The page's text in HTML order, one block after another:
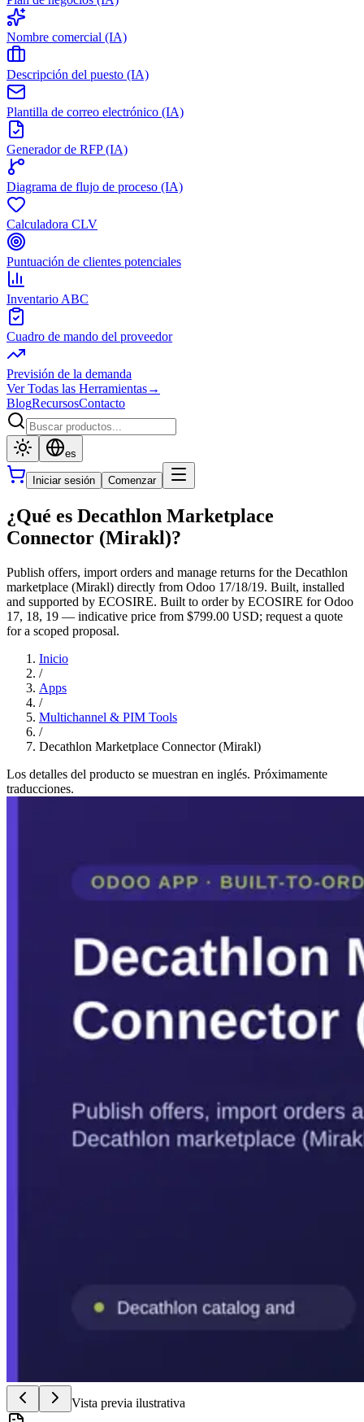
Nombre comercial (IA)
Descripción del puesto (IA)
Plantilla de correo electrónico (IA)
Generador de RFP (IA)
Diagrama de flujo de proceso (IA)
Calculadora CLV
Puntuación de clientes potenciales
Inventario ABC
Cuadro de mando del proveedor
Previsión de la demanda
Ver Todas las Herramientas→
BlogRecursosContacto
es
Iniciar sesión Comenzar
¿Qué es Decathlon Marketplace
Connector (Mirakl)?
Publish offers, import orders and manage returns for the Decathlon
marketplace (Mirakl) directly from Odoo 17/18/19. Built, installed
and supported by ECOSIRE. Built to order by ECOSIRE for Odoo
17, 18, 19 — indicative price from $799.00 USD; request a quote
for a scoped proposal.
Inicio
/
Apps
/
Multichannel & PIM Tools
/
Decathlon Marketplace Connector (Mirakl)
Los detalles del producto se muestran en inglés. Próximamente
traducciones.
Vista previa ilustrativa